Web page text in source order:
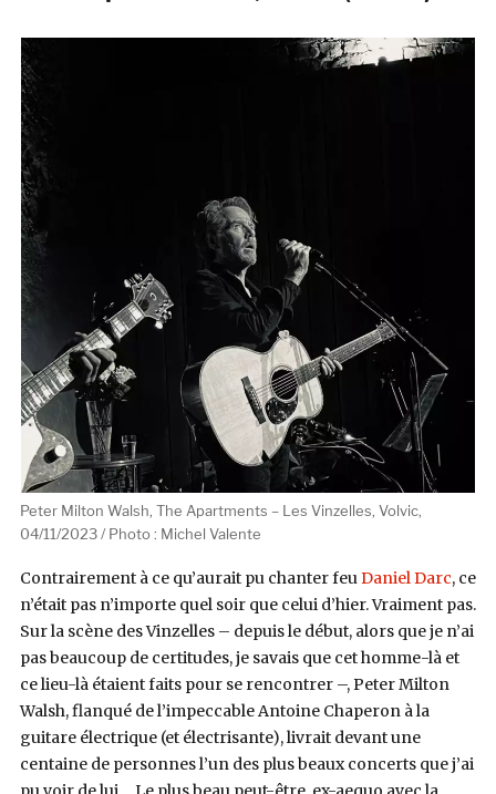
Peter Milton Walsh, The Apartments – Les Vinzelles, Volvic,
04/11/2023 / Photo : Michel Valente
Contrairement à ce qu’aurait pu chanter feuDaniel Darc, ce
n’était pas n’importe quel soir que celui d’hier. Vraiment pas.
Sur la scène des Vinzelles – depuis le début, alors que je n’ai
pas beaucoup de certitudes, je savais que cet homme-là et
ce lieu-là étaient faits pour se rencontrer –, Peter Milton
Walsh, flanqué de l’impeccable Antoine Chaperon à la
guitare électrique (et électrisante), livrait devant une
centaine de personnes l’un des plus beaux concerts que j’ai